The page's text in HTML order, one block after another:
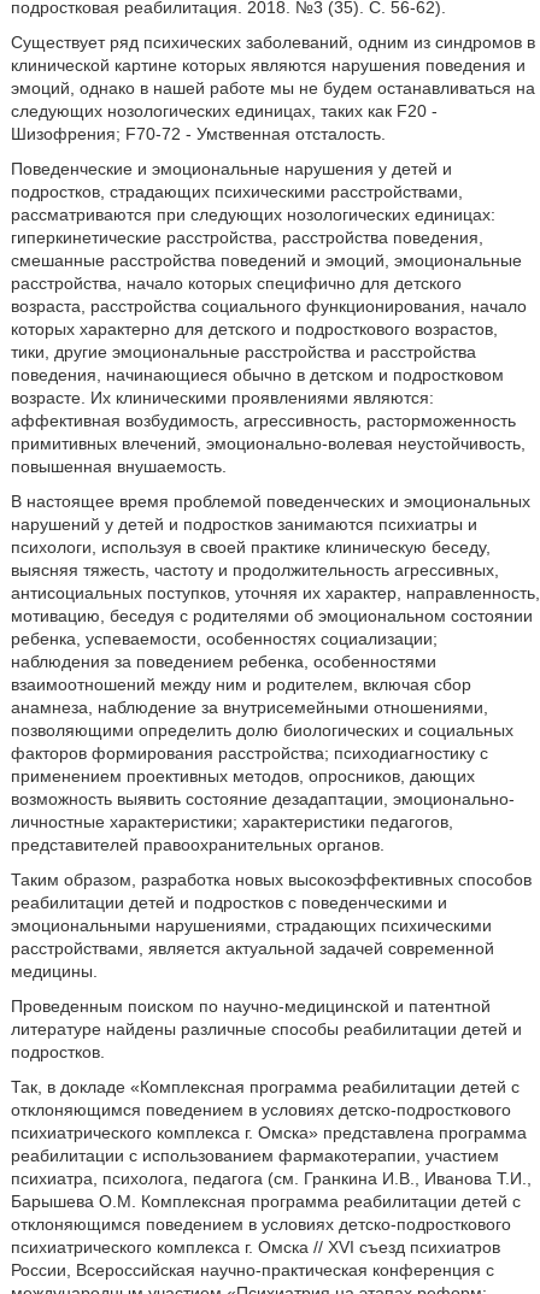
подростковая реабилитация. 2018. №3 (35). С. 56-62).
Существует ряд психических заболеваний, одним из синдромов в
клинической картине которых являются нарушения поведения и
эмоций, однако в нашей работе мы не будем останавливаться на
следующих нозологических единицах, таких как F20 -
Шизофрения; F70-72 - Умственная отсталость.
Поведенческие и эмоциональные нарушения у детей и
подростков, страдающих психическими расстройствами,
рассматриваются при следующих нозологических единицах:
гиперкинетические расстройства, расстройства поведения,
смешанные расстройства поведений и эмоций, эмоциональные
расстройства, начало которых специфично для детского
возраста, расстройства социального функционирования, начало
которых характерно для детского и подросткового возрастов,
тики, другие эмоциональные расстройства и расстройства
поведения, начинающиеся обычно в детском и подростковом
возрасте. Их клиническими проявлениями являются:
аффективная возбудимость, агрессивность, расторможенность
примитивных влечений, эмоционально-волевая неустойчивость,
повышенная внушаемость.
В настоящее время проблемой поведенческих и эмоциональных
нарушений у детей и подростков занимаются психиатры и
психологи, используя в своей практике клиническую беседу,
выясняя тяжесть, частоту и продолжительность агрессивных,
антисоциальных поступков, уточняя их характер, направленность,
мотивацию, беседуя с родителями об эмоциональном состоянии
ребенка, успеваемости, особенностях социализации;
наблюдения за поведением ребенка, особенностями
взаимоотношений между ним и родителем, включая сбор
анамнеза, наблюдение за внутрисемейными отношениями,
позволяющими определить долю биологических и социальных
факторов формирования расстройства; психодиагностику с
применением проективных методов, опросников, дающих
возможность выявить состояние дезадаптации, эмоционально-
личностные характеристики; характеристики педагогов,
представителей правоохранительных органов.
Таким образом, разработка новых высокоэффективных способов
реабилитации детей и подростков с поведенческими и
эмоциональными нарушениями, страдающих психическими
расстройствами, является актуальной задачей современной
медицины.
Проведенным поиском по научно-медицинской и патентной
литературе найдены различные способы реабилитации детей и
подростков.
Так, в докладе «Комплексная программа реабилитации детей с
отклоняющимся поведением в условиях детско-подросткового
психиатрического комплекса г. Омска» представлена программа
реабилитации с использованием фармакотерапии, участием
психиатра, психолога, педагога (см. Гранкина И.В., Иванова Т.И.,
Барышева О.М. Комплексная программа реабилитации детей с
отклоняющимся поведением в условиях детско-подросткового
психиатрического комплекса г. Омска // XVI съезд психиатров
России, Всероссийская научно-практическая конференция с